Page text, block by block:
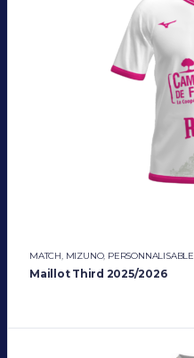
MATCH, MIZUNO, PERSONNALISABLE
Maillot Third 2025/2026